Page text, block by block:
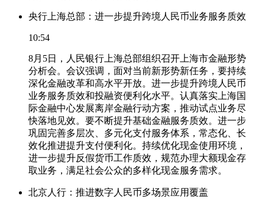
央行上海总部：进一步提升跨境人民币业务服务质效
10:54
8月5日，人民银行上海总部组织召开上海市金融形势
分析会。会议强调，面对当前新形势新任务，要持续
深化金融改革和高水平开放。进一步提升跨境人民币
业务服务质效和投融资便利化水平。认真落实上海国
际金融中心发展离岸金融行动方案，推动试点业务尽
快落地见效。要不断提升基础金融服务质效。进一步
巩固完善多层次、多元化支付服务体系，常态化、长
效化推进提升支付便利化。持续优化现金使用环境，
进一步提升反假货币工作质效，规范办理大额现金存
取业务，满足社会公众的多样化现金服务需求。
北京人行：推进数字人民币多场景应用覆盖